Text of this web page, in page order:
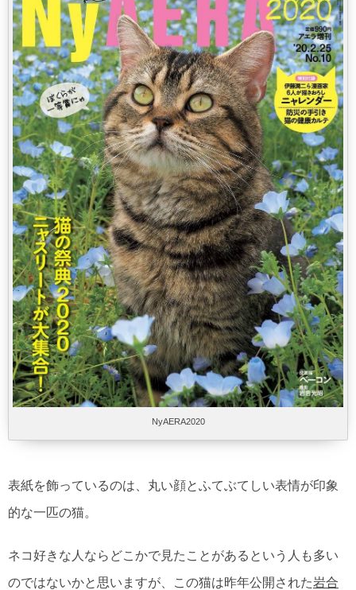
NyAERA2020
表紙を飾っているのは、丸い顔とふてぶてしい表情が印象
的な一匹の猫。
ネコ好きな人ならどこかで見たことがあるという人も多い
のではないかと思いますが、この猫は昨年公開された岩合